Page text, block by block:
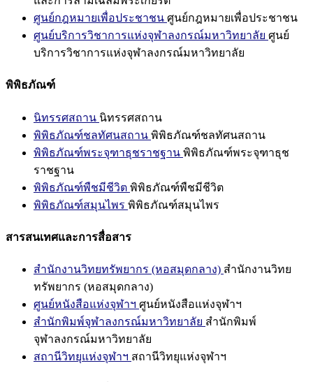
ศูนย์กฎหมายเพื่อประชาชน ศูนย์กฎหมายเพื่อประชาชน
ศูนย์บริการวิชาการแห่งจุฬาลงกรณ์มหาวิทยาลัย ศูนย์
บริการวิชาการแห่งจุฬาลงกรณ์มหาวิทยาลัย
พิพิธภัณฑ์
นิทรรศสถาน นิทรรศสถาน
พิพิธภัณฑ์ชลทัศนสถาน พิพิธภัณฑ์ชลทัศนสถาน
พิพิธภัณฑ์พระจุฑาธุชราชฐาน พิพิธภัณฑ์พระจุฑาธุช
ราชฐาน
พิพิธภัณฑ์พืชมีชีวิต พิพิธภัณฑ์พืชมีชีวิต
พิพิธภัณฑ์สมุนไพร พิพิธภัณฑ์สมุนไพร
สารสนเทศและการสื่อสาร
สำนักงานวิทยทรัพยากร (หอสมุดกลาง) สำนักงานวิทย
ทรัพยากร (หอสมุดกลาง)
ศูนย์หนังสือแห่งจุฬาฯ ศูนย์หนังสือแห่งจุฬาฯ
สำนักพิมพ์จุฬาลงกรณ์มหาวิทยาลัย สำนักพิมพ์
จุฬาลงกรณ์มหาวิทยาลัย
สถานีวิทยุแห่งจุฬาฯ สถานีวิทยุแห่งจุฬาฯ